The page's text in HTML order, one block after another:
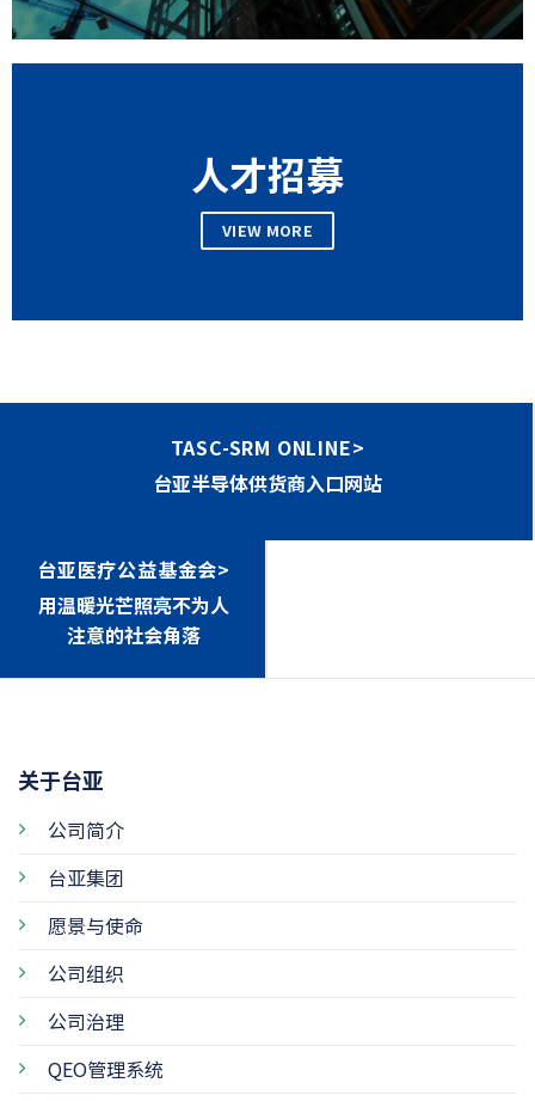
人才招募
VIEW MORE
TASC-SRM ONLINE>
台亚半导体供货商入口网站
台亚医疗公益基金会>
用温暖光芒照亮不为人
注意的社会角落
关于台亚
公司简介
台亚集团
愿景与使命
公司组织
公司治理
QEO管理系统